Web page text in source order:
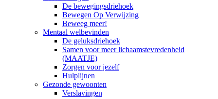
De bewegingsdriehoek
Bewegen Op Verwijzing
Beweeg meer!
Mentaal welbevinden
De geluksdriehoek
Samen voor meer lichaamstevredenheid
(MAATJE)
Zorgen voor jezelf
Hulplijnen
Gezonde gewoonten
Verslavingen